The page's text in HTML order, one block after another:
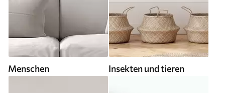
Menschen Insekten und tieren